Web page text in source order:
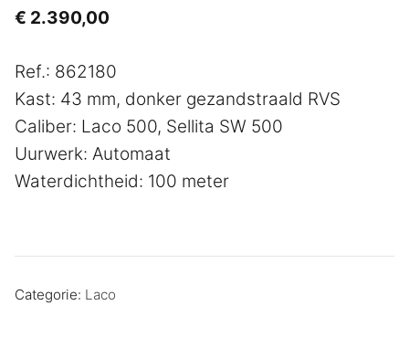
€ 2.390,00
Ref.: 862180
Kast: 43 mm, donker gezandstraald RVS
Caliber: Laco 500, Sellita SW 500
Uurwerk: Automaat
Waterdichtheid: 100 meter
Categorie: Laco